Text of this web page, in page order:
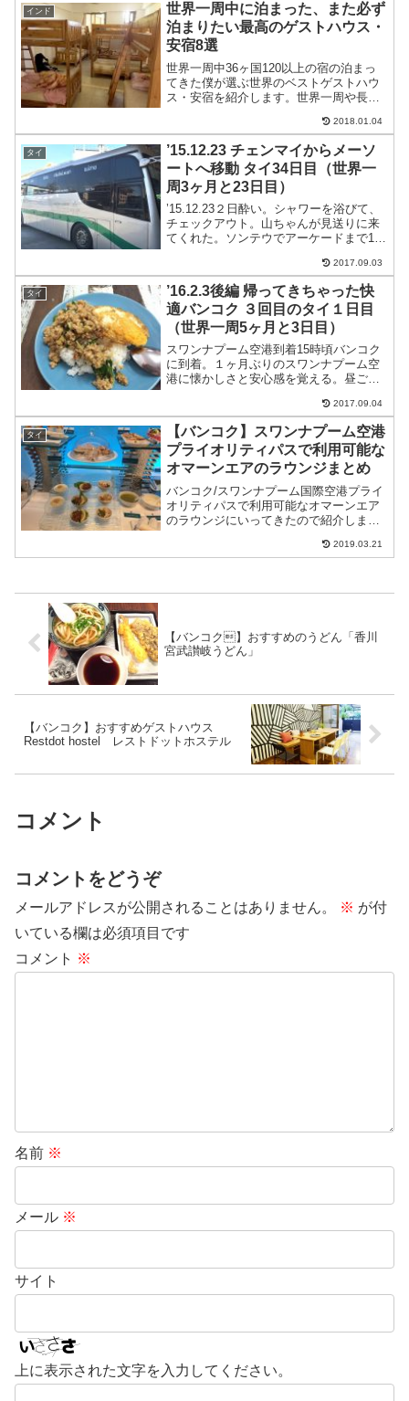
インド
世界一周中に泊まった、また必ず
泊まりたい最高のゲストハウス・
安宿8選
世界一周中36ヶ国120以上の宿の泊まっ
てきた僕が選ぶ世界のベストゲストハウ
ス・安宿を紹介します。世界一周や長期
ーにとっては安くて快適な宿が必須条件
になると思います。でも、好きになった
宿はどれもオーナーを...
2018.01.04
タイ
’15.12.23 チェンマイからメーソ
ートへ移動 タイ34日目（世界一
周3ヶ月と23日目）
’15.12.23２日酔い。シャワーを浴びて、
チェックアウト。山ちゃんが見送りに来
てくれた。ソンテウでアーケードまで100
ありがとう山ちゃん。８時半前に出発。
９時前にチェンマイアーケードバスター
ミナルに到...
2017.09.03
タイ
’16.2.3後編 帰ってきちゃった快
適バンコク ３回目のタイ１日目
（世界一周5ヶ月と3日目）
スワンナプーム空港到着15時頃バンコク
に到着。１ヶ月ぶりのスワンナプーム空
港に懐かしさと安心感を覚える。昼ごは
るレストランでぶっかけ飯を頼む。ここ
は他の空港レストランと違ってだいぶ安
い。空港のレストランだ...
2017.09.04
タイ
【バンコク】スワンナプーム空港
プライオリティパスで利用可能な
オマーンエアのラウンジまとめ
バンコク/スワンナプーム国際空港プライ
オリティパスで利用可能なオマーンエア
のラウンジにいってきたので紹介しま
にはプライオリティパスで利用できるラ
2019.03.21
【バンコク】おすすめのうどん「香川
宮武讃岐うどん」
【バンコク】おすすめゲストハウス
Restdot hostel レストドットホステル
コメント
コメントをどうぞ
メールアドレスが公開されることはありません。 ※ が付
いている欄は必須項目です
コメント ※
名前 ※
メール ※
サイト
上に表示された文字を入力してください。